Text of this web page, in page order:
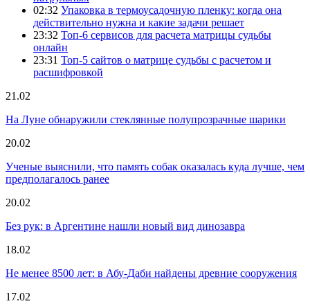
02:32 Упаковка в термоусадочную пленку: когда она
действительно нужна и какие задачи решает
23:32 Топ-6 сервисов для расчета матрицы судьбы
онлайн
23:31 Топ-5 сайтов о матрице судьбы с расчетом и
расшифровкой
21.02
На Луне обнаружили стеклянные полупрозрачные шарики
20.02
Ученые выяснили, что память собак оказалась куда лучше, чем
предполагалось ранее
20.02
Без рук: в Аргентине нашли новый вид динозавра
18.02
Не менее 8500 лет: в Абу-Даби найдены древние сооружения
17.02